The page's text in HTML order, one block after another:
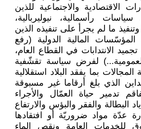
الاقتصادية والاجتماعية للذين
رأسمالية، نيوليربالية،
ما لم يجرأ على تنفيذه الذين
المالية الدولية (رفع
تجميد الانتدابات في القطاع العام،
لفرض سياسة تقشّفية
بما يفقد البلاد استقلالية
الذي بلغ أرقاما غير مسبوقة
تدمير حياة العمّال والأجراء
البطالة والفقر والبؤس والارتفاع
عدّة مواد ضروريّة أو افتقادها
للخدمات العامة ونقص الماء